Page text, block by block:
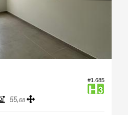
#1.685
55,68